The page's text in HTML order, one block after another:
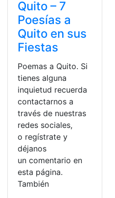
Quito – 7
Poesías a
Quito en sus
Fiestas
Poemas a Quito. Si
tienes alguna
inquietud recuerda
contactarnos a
través de nuestras
redes sociales,
o regístrate y
déjanos
un comentario en
esta página.
También